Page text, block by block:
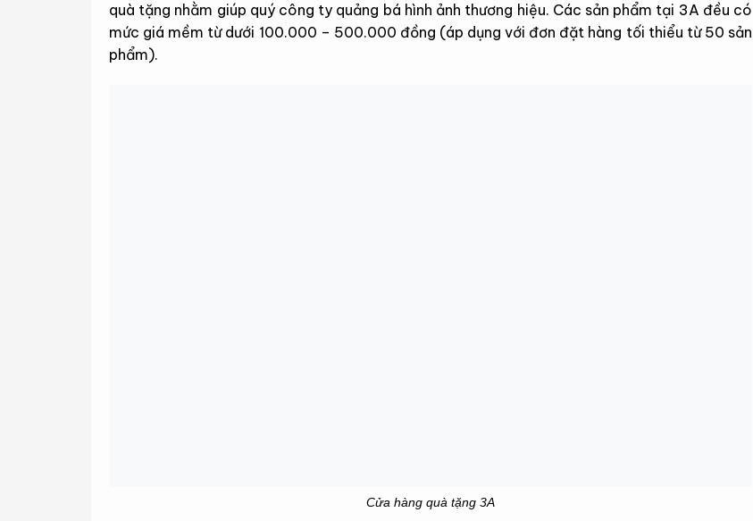
quà tặng nhằm giúp quý công ty quảng bá hình ảnh thương hiệu. Các sản phẩm tại 3A đều có
mức giá mềm từ dưới 100.000 – 500.000 đồng (áp dụng với đơn đặt hàng tối thiểu từ 50 sản
phẩm).
Cửa hàng quà tặng 3A